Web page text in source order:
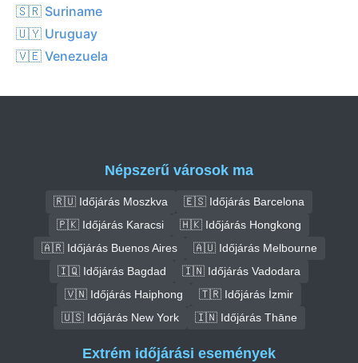
🇸🇷 Suriname
🇺🇾 Uruguay
🇻🇪 Venezuela
Népszerű városok ma
🇷🇺 Időjárás Moszkva
🇪🇸 Időjárás Barcelona
🇵🇰 Időjárás Karacsi
🇭🇰 Időjárás Hongkong
🇦🇷 Időjárás Buenos Aires
🇦🇺 Időjárás Melbourne
🇮🇶 Időjárás Bagdad
🇮🇳 Időjárás Vadodara
🇻🇳 Időjárás Haiphong
🇹🇷 Időjárás İzmir
🇺🇸 Időjárás New York
🇮🇳 Időjárás Thāne
Extrém időjárási események